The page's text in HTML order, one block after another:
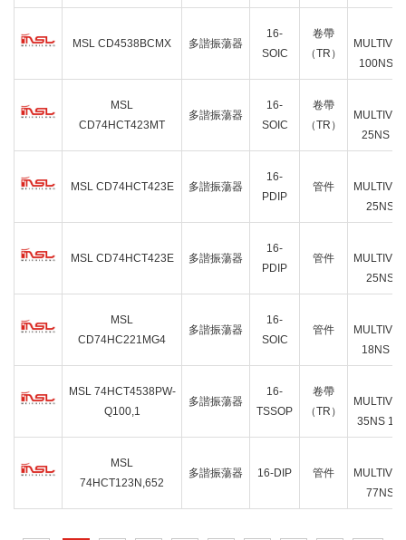
MSL CD4538BCMX 多諧振蕩器
16-
SOIC
卷帶
（TR）
100NS
MSL
CD74HCT423MT
多諧振蕩器
16-
SOIC
卷帶
（TR）
25NS
MSL CD74HCT423E 多諧振蕩器
16-
PDIP
管件
25NS
MSL CD74HCT423E 多諧振蕩器
16-
PDIP
管件
25NS
MSL
CD74HC221MG4
多諧振蕩器
16-
SOIC
管件
18NS
MSL 74HCT4538PW-
Q100,1
多諧振蕩器
16-
TSSOP
卷帶
（TR）
35NS
MSL
74HCT123N,652
多諧振蕩器 16-DIP 管件
77NS